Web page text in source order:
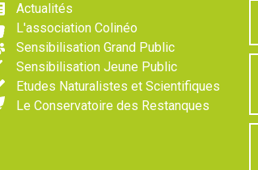
Actualités
L'association Colinéo
Sensibilisation Grand Public
Sensibilisation Jeune Public
Etudes Naturalistes et Scientifiques
Le Conservatoire des Restanques